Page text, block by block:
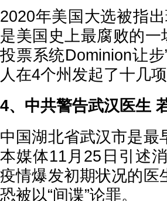
2020年美国大选被指
是美国史上最腐败的一
投票系统Dominion让
人在4个州发起了十几
4、中共警告武汉医生
中国湖北省武汉市是最
本媒体11月25日引述
疫情爆发初期状况的医
恐被以“间谍”论罪。